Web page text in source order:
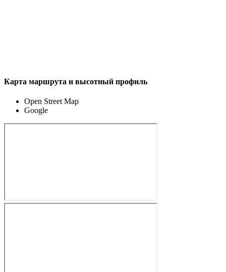
Карта маршрута и высотный профиль
Open Street Map
Google